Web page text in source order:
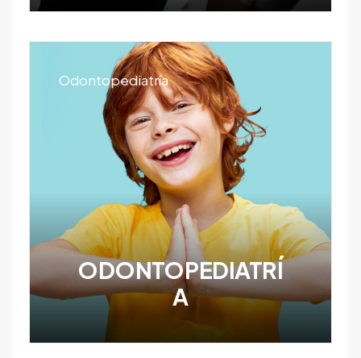
Odontopediatría
ODONTOPEDIATRÍ
A